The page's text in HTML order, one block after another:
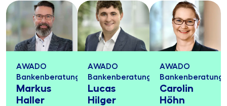
AWADO
Bankenberatung
Markus
Haller
AWADO
Bankenberatung
Lucas
Hilger
AWADO
Bankenberatung
Carolin
Höhn